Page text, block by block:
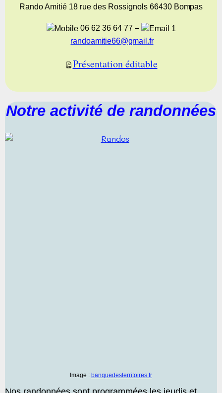
Rando Amitié 18 rue des Rossignols 66430 Bompas
06 62 36 64 77 –
randoamitie66@gmail.fr
Présentation éditable
Notre activité de randonnées
Image : banquedesterritoires.fr